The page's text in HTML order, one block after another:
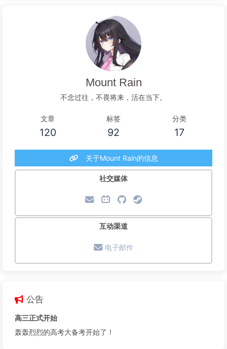
Mount Rain
不念过往，不畏将来，活在当下。
文章
120
标签
92
分类
17
关于Mount Rain的信息
社交媒体
互动渠道
电子邮件
公告
高三正式开始
轰轰烈烈的高考大备考开始了！